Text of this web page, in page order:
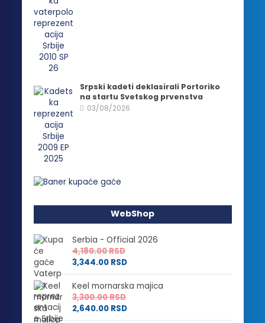
Srpski kadeti deklasirali Portoriko
na startu Svetskog prvenstva
03/08/2026
WebShop
Serbia - Official 2026
4,180.00RSD
3,344.00 RSD
Keel mornarska majica
3,300.00RSD
2,640.00 RSD